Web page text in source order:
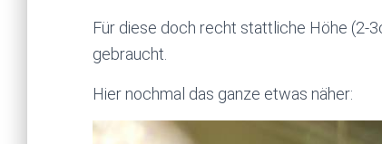
Für diese doch recht stattliche Höhe (2-
gebraucht.
Hier nochmal das ganze etwas näher: